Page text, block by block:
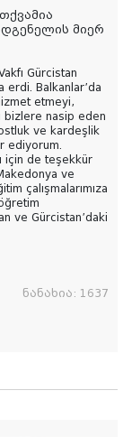
მიერ
Gürcistan
Balkanlar’da
etmeyi,
bizlere nasip eden
ve kardeşlik
ediyorum.
için de teşekkür
ve
çalışmalarımıza
ve Gürcistan’daki
ნანახია: 1637